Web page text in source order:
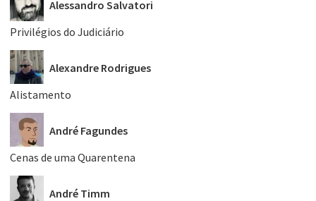
Alessandro Salvatori
Privilégios do Judiciário
Alexandre Rodrigues
Alistamento
André Fagundes
Cenas de uma Quarentena
André Timm